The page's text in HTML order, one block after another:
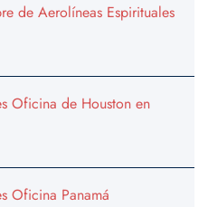
de Aerolíneas Espirituales
Oficina de Houston en
Oficina Panamá